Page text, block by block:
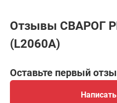
Отзывы СВАРОГ
(L2060A)
Оставьте первый